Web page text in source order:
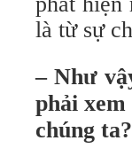
là từ sự
– Như
phải xem
chúng ta?